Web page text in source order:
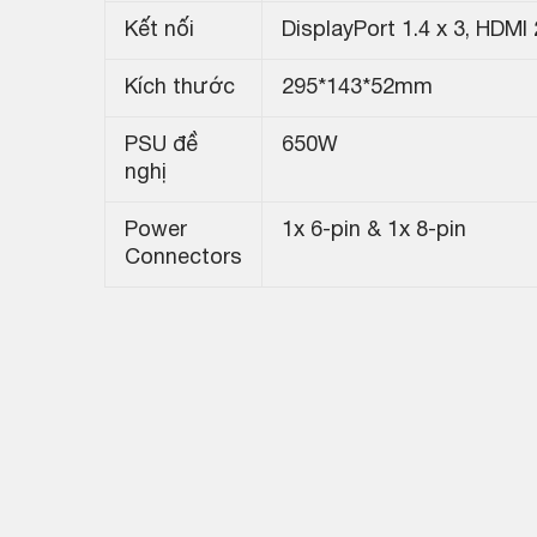
Kết nối DisplayPort 1.4 x 3, HDMI
Kích thước 295*143*52mm
PSU đề
nghị
650W
Power
Connectors
1x 6-pin & 1x 8-pin